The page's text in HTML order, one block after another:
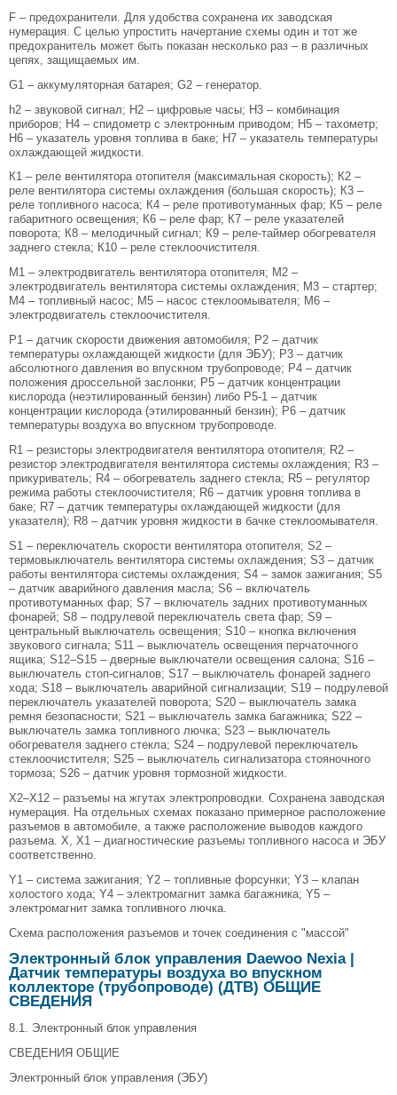
F – предохранители. Для удобства сохранена их заводская
нумерация. С целью упростить начертание схемы один и тот же
предохранитель может быть показан несколько раз – в различных
цепях, защищаемых им.
G1 – аккумуляторная батарея; G2 – генератор.
h2 – звуковой сигнал; Н2 – цифровые часы; Н3 – комбинация
приборов; Н4 – спидометр с электронным приводом; Н5 – тахометр;
Н6 – указатель уровня топлива в баке; Н7 – указатель температуры
охлаждающей жидкости.
К1 – реле вентилятора отопителя (максимальная скорость); К2 –
реле вентилятора системы охлаждения (большая скорость); К3 –
реле топливного насоса; К4 – реле противотуманных фар; К5 – реле
габаритного освещения; К6 – реле фар; К7 – реле указателей
поворота; К8 – мелодичный сигнал; К9 – реле-таймер обогревателя
заднего стекла; К10 – реле стеклоочистителя.
М1 – электродвигатель вентилятора отопителя; М2 –
электродвигатель вентилятора системы охлаждения; М3 – стартер;
М4 – топливный насос; М5 – насос стеклоомывателя; М6 –
электродвигатель стеклоочистителя.
Р1 – датчик скорости движения автомобиля; Р2 – датчик
температуры охлаждающей жидкости (для ЭБУ); Р3 – датчик
абсолютного давления во впускном трубопроводе; Р4 – датчик
положения дроссельной заслонки; Р5 – датчик концентрации
кислорода (неэтилированный бензин) либо Р5-1 – датчик
концентрации кислорода (этилированный бензин); Р6 – датчик
температуры воздуха во впускном трубопроводе.
R1 – резисторы электродвигателя вентилятора отопителя; R2 –
резистор электродвигателя вентилятора системы охлаждения; R3 –
прикуриватель; R4 – обогреватель заднего стекла; R5 – регулятор
режима работы стеклоочистителя; R6 – датчик уровня топлива в
баке; R7 – датчик температуры охлаждающей жидкости (для
указателя); R8 – датчик уровня жидкости в бачке стеклоомывателя.
S1 – переключатель скорости вентилятора отопителя; S2 –
термовыключатель вентилятора системы охлаждения; S3 – датчик
работы вентилятора системы охлаждения; S4 – замок зажигания; S5
– датчик аварийного давления масла; S6 – включатель
противотуманных фар; S7 – включатель задних противотуманных
фонарей; S8 – подрулевой переключатель света фар; S9 –
центральный выключатель освещения; S10 – кнопка включения
звукового сигнала; S11 – выключатель освещения перчаточного
ящика; S12–S15 – дверные выключатели освещения салона; S16 –
выключатель стоп-сигналов; S17 – выключатель фонарей заднего
хода; S18 – выключатель аварийной сигнализации; S19 – подрулевой
переключатель указателей поворота; S20 – выключатель замка
ремня безопасности; S21 – выключатель замка багажника; S22 –
выключатель замка топливного лючка; S23 – выключатель
обогревателя заднего стекла; S24 – подрулевой переключатель
стеклоочистителя; S25 – выключатель сигнализатора стояночного
тормоза; S26 – датчик уровня тормозной жидкости.
Х2–Х12 – разъемы на жгутах электропроводки. Сохранена заводская
нумерация. На отдельных схемах показано примерное расположение
разъемов в автомобиле, а также расположение выводов каждого
разъема. Х, Х1 – диагностические разъемы топливного насоса и ЭБУ
соответственно.
Y1 – система зажигания; Y2 – топливные форсунки; Y3 – клапан
холостого хода; Y4 – электромагнит замка багажника; Y5 –
электромагнит замка топливного лючка.
Схема расположения разъемов и точек соединения с "массой"
Электронный блок управления Daewoo Nexia |
Датчик температуры воздуха во впускном
коллекторе (трубопроводе) (ДТВ) ОБЩИЕ
СВЕДЕНИЯ
8.1. Электронный блок управления
СВЕДЕНИЯ ОБЩИЕ
Электронный блок управления (ЭБУ)